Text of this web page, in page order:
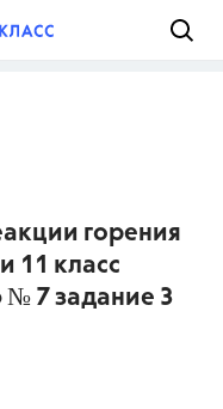
горения
11 класс
7 задание 3